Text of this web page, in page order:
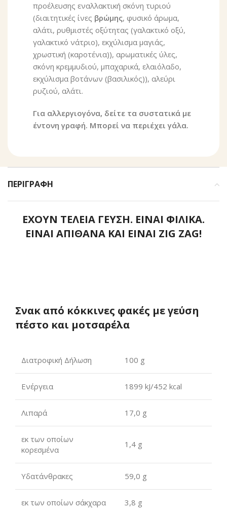
προέλευσης εναλλακτική σκόνη τυριού
(διαιτητικές ίνες βρώμης, φυσικό άρωμα,
αλάτι, ρυθμιστές οξύτητας (γαλακτικό οξύ,
γαλακτικό νάτριο), εκχύλισμα μαγιάς,
χρωστική (καροτένια)), αρωματικές ύλες,
σκόνη κρεμμυδιού, μπαχαρικά, ελαιόλαδο,
εκχύλισμα βοτάνων (βασιλικός)), αλεύρι
ρυζιού, αλάτι.
Για αλλεργιογόνα, δείτε τα συστατικά με
έντονη γραφή. Μπορεί να περιέχει γάλα.
ΠΕΡΙΓΡΑΦΉ
ΕΧΟΥΝ ΤΕΛΕΙΑ ΓΕΥΣΗ. ΕΙΝΑΙ ΦΙΛΙΚΑ.
ΕΙΝΑΙ ΑΠΙΘΑΝΑ ΚΑΙ ΕΙΝΑΙ ZIG ZAG!
Σνακ από κόκκινες φακές με γεύση
πέστο και μοτσαρέλα
Διατροφική Δήλωση 100 g
Ενέργεια 1899 kJ/452 kcal
Λιπαρά 17,0 g
εκ των οποίων
κορεσμένα
1,4 g
Υδατάνθρακες 59,0 g
εκ των οποίων σάκχαρα 3,8 g